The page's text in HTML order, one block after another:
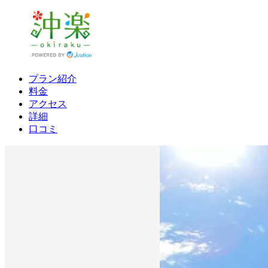
プラン紹介
料金
アクセス
詳細
口コミ